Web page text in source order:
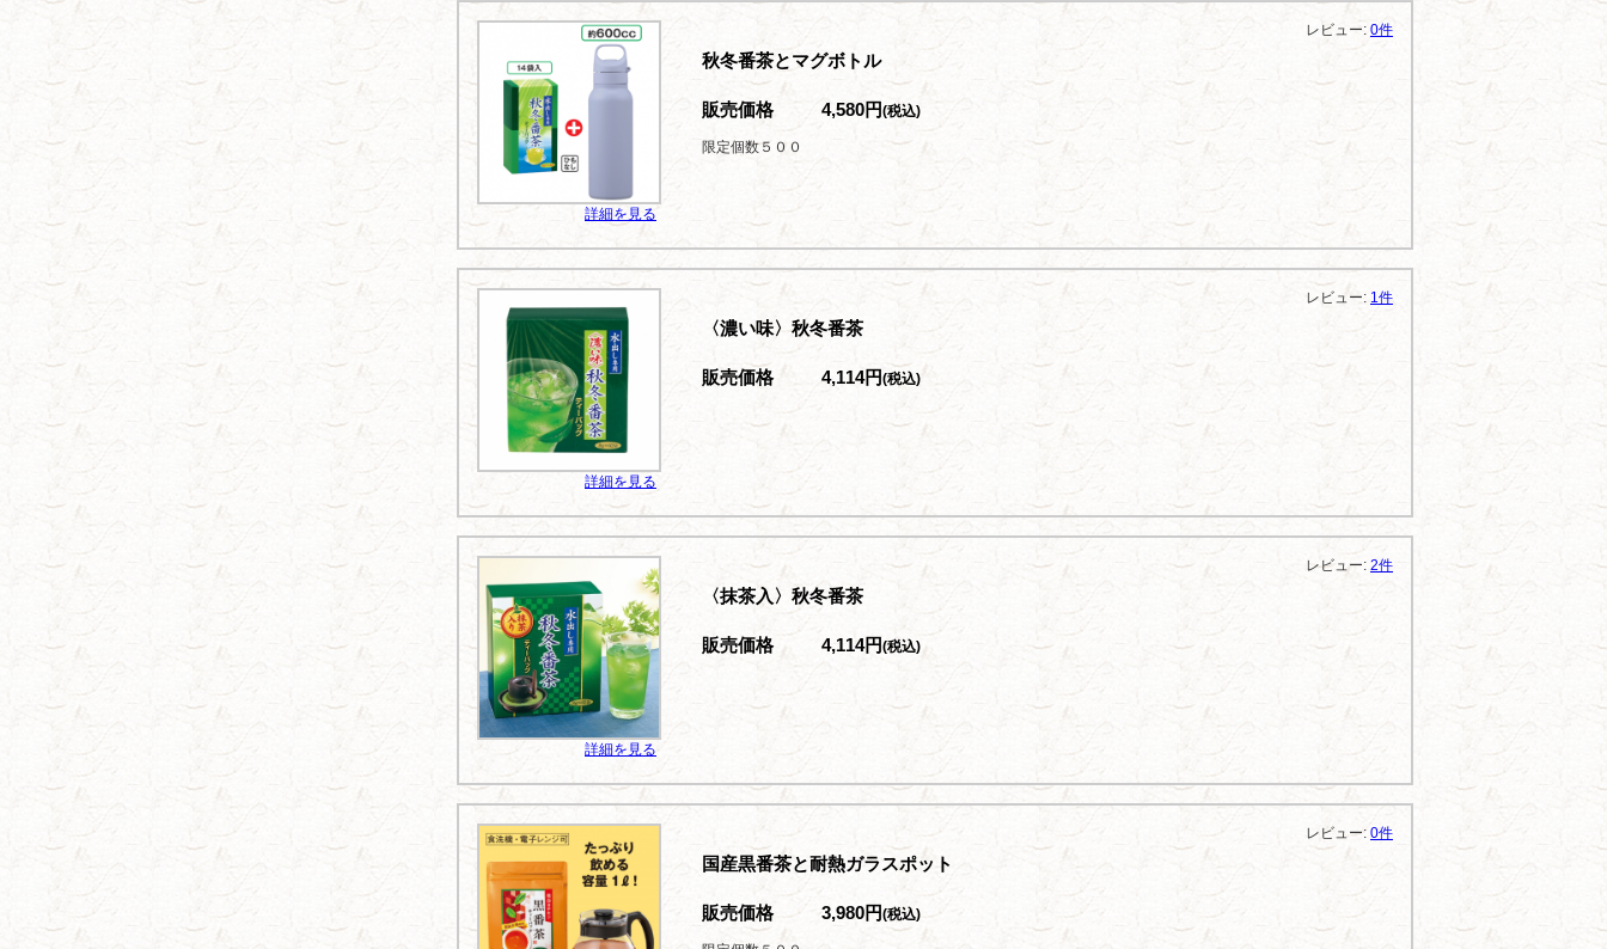
詳細を見る
レビュー: 0件
秋冬番茶とマグボトル
販売価格 4,580円(税込)
限定個数５００
詳細を見る
レビュー: 1件
〈濃い味〉秋冬番茶
販売価格 4,114円(税込)
詳細を見る
レビュー: 2件
〈抹茶入〉秋冬番茶
販売価格 4,114円(税込)
レビュー: 0件
国産黒番茶と耐熱ガラスポット
販売価格 3,980円(税込)